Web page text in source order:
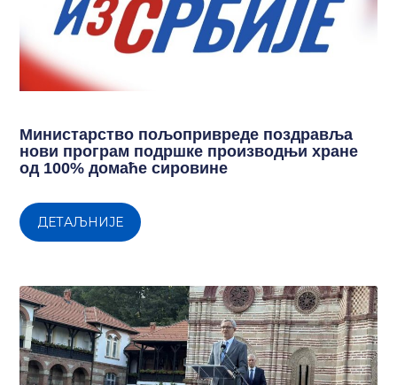
Министарство пољопривреде поздравља
нови програм подршке производњи хране
од 100% домаће сировине
ДЕТАЉНИЈЕ